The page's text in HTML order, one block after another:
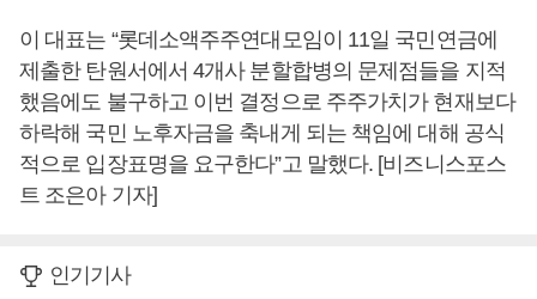
이 대표는 “롯데소액주주연대모임이 11일 국민연금에
제출한 탄원서에서 4개사 분할합병의 문제점들을 지적
했음에도 불구하고 이번 결정으로 주주가치가 현재보다
하락해 국민 노후자금을 축내게 되는 책임에 대해 공식
적으로 입장표명을 요구한다”고 말했다. [비즈니스포스
트 조은아 기자]
인기기사